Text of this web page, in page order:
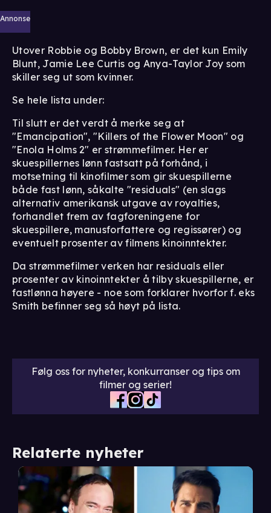
Annonse
Utover Robbie og Bobby Brown, er det kun Emily
Blunt, Jamie Lee Curtis og Anya-Taylor Joy som
skiller seg ut som kvinner.
Se hele lista under:
Til slutt er det verdt å merke seg at
"Emancipation", "Killers of the Flower Moon" og
"Enola Holms 2" er strømmefilmer. Her er
skuespillernes lønn fastsatt på forhånd, i
motsetning til kinofilmer som gir skuespillerne
både fast lønn, såkalte "residuals" (en slags
alternativ amerikansk utgave av royalties,
forhandlet frem av fagforeningene for
skuespillere, manusforfattere og regissører) og
eventuelt prosenter av filmens kinoinntekter.
Da strømmefilmer verken har residuals eller
prosenter av kinoinntekter å tilby skuespillerne, er
fastlønna høyere - noe som forklarer hvorfor f. eks
Smith befinner seg så høyt på lista.
Følg oss for nyheter, konkurranser og tips om
filmer og serier!
Relaterte nyheter